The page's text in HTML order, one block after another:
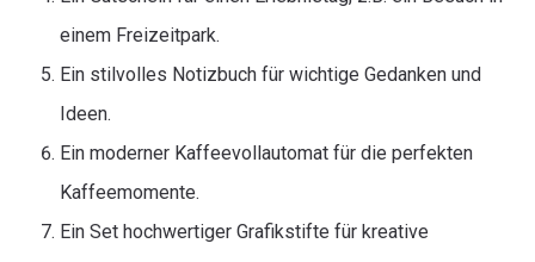
einem Freizeitpark.
Ein stilvolles Notizbuch für wichtige Gedanken und
Ideen.
Ein moderner Kaffeevollautomat für die perfekten
Kaffeemomente.
Ein Set hochwertiger Grafikstifte für kreative